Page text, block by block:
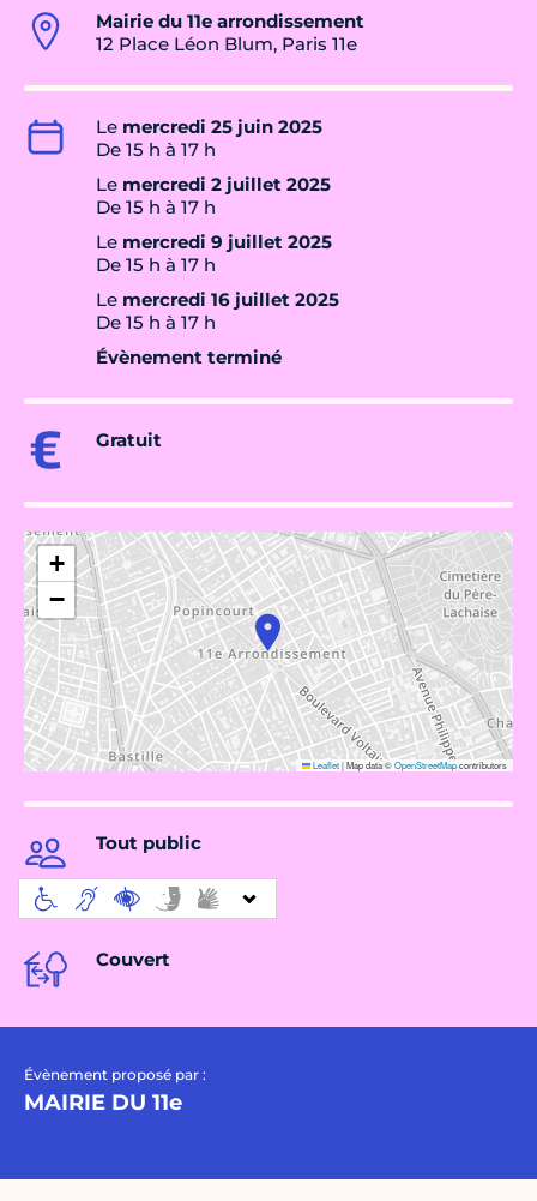
Mairie du 11e arrondissement
12 Place Léon Blum, Paris 11e
Le mercredi 25 juin 2025
De 15 h à 17 h
Le mercredi 2 juillet 2025
De 15 h à 17 h
Le mercredi 9 juillet 2025
De 15 h à 17 h
Le mercredi 16 juillet 2025
De 15 h à 17 h
Évènement terminé
Gratuit
+
−
Leaflet|Map data ©OpenStreetMapcontributors
Tout public
Couvert
Évènement proposé par :
MAIRIE DU 11e